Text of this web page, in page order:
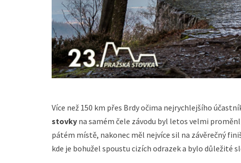
Více než 150 km přes Brdy očima nejrychlejšího
stovky na samém čele závodu byl letos velmi
pátém místě, nakonec měl nejvíce sil na závěrečný
kde je bohužel spoustu cizích odrazek a bylo důležité